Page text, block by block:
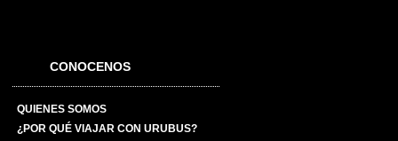
CONOCENOS
QUIENES SOMOS
¿POR QUÉ VIAJAR CON URUBUS?